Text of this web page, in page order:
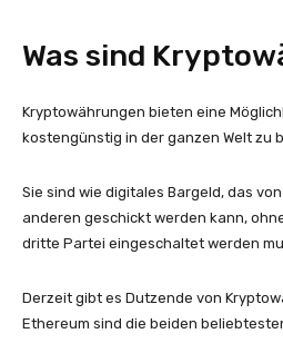
Was sind
Kryptowährungen bieten eine
kostengünstig in der ganzen Welt zu
Sie sind wie digitales Bargeld, das
anderen geschickt werden kann,
dritte Partei eingeschaltet werden
Derzeit gibt es Dutzende von
Ethereum sind die beiden